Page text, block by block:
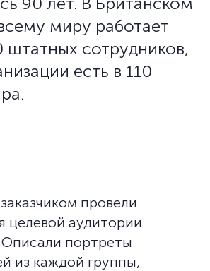
миру работает
штатных сотрудников,
есть в 110
провели
целевой аудитории
портреты
из каждой группы,